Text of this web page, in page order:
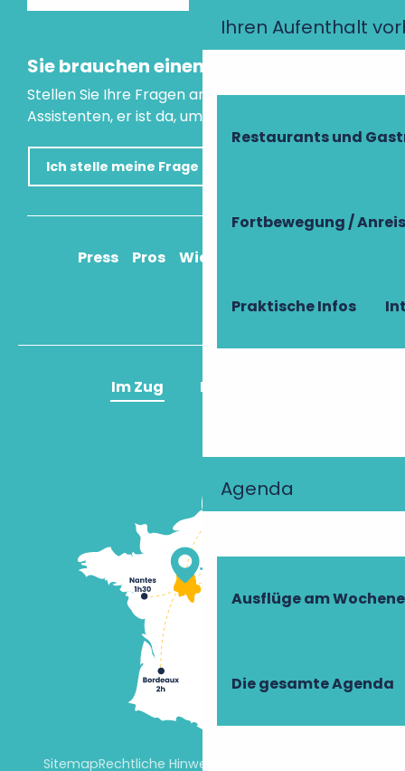
Ihren Aufenthalt
Restaurants und
Fortbewegung /
Praktische Infos
Agenda
Ausflüge am
Die gesamte Agenda
Sie brauchen einen Rat?
Stellen Sie Ihre Fragen an unseren virtuellen
Assistenten, er ist da, um Ihnen zu helfen.
Ich stelle meine Frage
Press Pros Wie komme ich an?
Im Zug Im Flugzeug
SitemapRechtliche Hinweise